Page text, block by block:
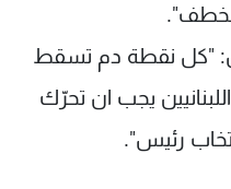
"كل نقطة دم تسقط
يجب ان تحرّك
رئيس".